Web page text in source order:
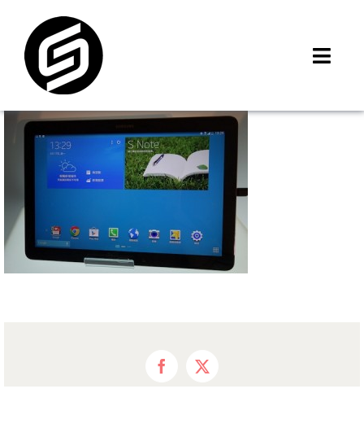
content
門市據點
iMCheck APP
線上商城
3C租賃
Facebook
X